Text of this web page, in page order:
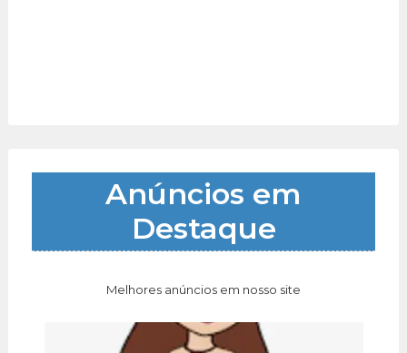
Anúncios em
Destaque
Melhores anúncios em nosso site